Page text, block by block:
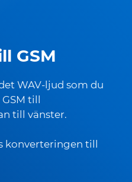
GSM
WAV-ljud som du
till
till vänster.
konverteringen till